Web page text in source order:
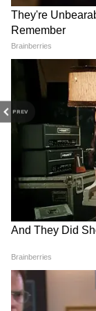
PREV
Related Articles
হামলার পর
হল বিজেপি
সলমন খানের ওপর
জঙ্গি ঘোষণা করল
পঞ্জাবের
কানওয়ারদীপ